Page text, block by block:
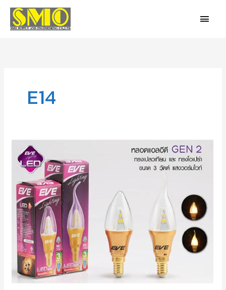
Skip
content
E14
หลอดLED
GEN2
3W